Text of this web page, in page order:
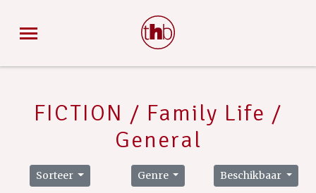
FICTION / Family Life /
General
Sorteer Genre Beschikbaar